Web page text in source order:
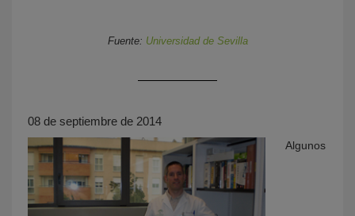
Fuente: Universidad de Sevilla
08 de septiembre de 2014
Algunos